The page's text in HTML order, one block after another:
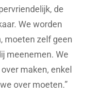
de
We worden
moeten zelf geen
meenemen. We
maken, enkel
over moeten.”